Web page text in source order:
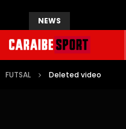
NEWS
FUTSAL Deleted video